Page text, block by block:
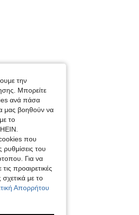
την
Μπορείτε
ανά πάσα
μας βοηθούν να
το
που
του
Για να
προαιρετικές
με το
Απορρήτου